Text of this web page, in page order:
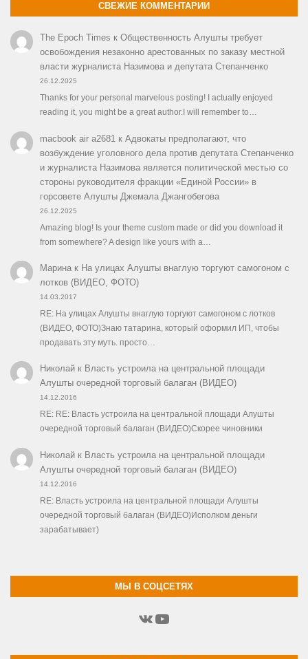
СВЕЖИЕ КОММЕНТАРИИ
The Epoch Times к Общественность Алушты требует
освобождения незаконно арестованных по заказу местной
власти журналиста Назимова и депутата Степанченко
26.12.2025
Thanks for your personal marvelous posting! I actually enjoyed
reading it, you might be a great author.I will remember to…
macbook air a2681 к Адвокаты предполагают, что
возбуждение уголовного дела против депутата Степанченко
и журналиста Назимова является политической местью со
стороны руководителя фракции «Единой России» в
горсовете Алушты Джемала Джангобегова
26.12.2025
Amazing blog! Is your theme custom made or did you download it
from somewhere? A design like yours with a…
Маринак На улицах Алушты внаглую торгуют самогоном с
лотков (ВИДЕО, ФОТО)
14.03.2017
RE: На улицах Алушты внаглую торгуют самогоном с лотков
(ВИДЕО, ФОТО)Знаю татарина, который оформил ИП, чтобы
продавать эту муть. просто…
Николайк Власть устроила на центральной площади
Алушты очередной торговый балаган (ВИДЕО)
14.12.2016
RE: RE: Власть устроила на центральной площади Алушты
очередной торговый балаган (ВИДЕО)Скорее чиновники
Николайк Власть устроила на центральной площади
Алушты очередной торговый балаган (ВИДЕО)
14.12.2016
RE: Власть устроила на центральной площади Алушты
очередной торговый балаган (ВИДЕО)Исполком деньги
зарабатывает)
МЫ В СОЦСЕТЯХ
ВКонтакте
YouTube